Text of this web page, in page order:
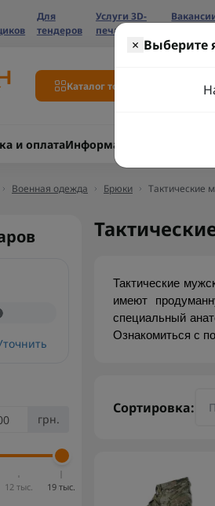
Для
тендеров
Услуги 3D-
печати
Каталог товаров
и оплатаИнформация
Военная одежда Брюки Тактические
× Выберите
грн.
12 тыс. 19 тыс.
Тактические
имеют
специальный
Ознакомиться с
Сортировка: